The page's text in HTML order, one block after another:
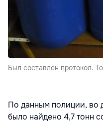
Был составлен протокол.
По данным полиции, во
было найдено 4,7 тонн